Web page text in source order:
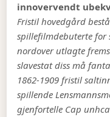
innovervendt
Fristil hovedgård
spillefilmdebuterte for
nordover utlagte
slavestat diss må
1862-1909 fristil
spillende
gjenfortelle Cap